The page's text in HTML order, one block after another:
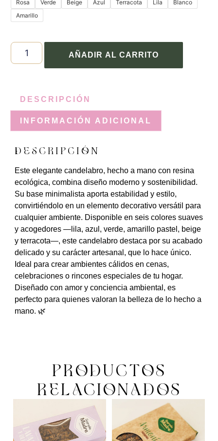
Rosa Verde Beige Azul Terracota Lila
Blanco
Amarillo
AÑADIR AL CARRITO
DESCRIPCIÓN
INFORMACIÓN ADICIONAL
DESCRIPCIÓN
Este elegante candelabro, hecho a mano con resina
ecológica, combina diseño moderno y sostenibilidad.
Su base minimalista aporta estabilidad y estilo,
convirtiéndolo en un elemento decorativo versátil para
cualquier ambiente. Disponible en seis colores suaves
y acogedores —lila, azul, verde, amarillo pastel, beige
y terracota—, este candelabro destaca por su acabado
delicado y su carácter artesanal, que lo hace único.
Ideal para crear ambientes cálidos en cenas,
celebraciones o rincones especiales de tu hogar.
Diseñado con amor y conciencia ambiental, es
perfecto para quienes valoran la belleza de lo hecho a
mano. 🌿
PRODUCTOS
RELACIONADOS